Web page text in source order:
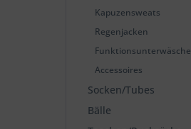
Kapuzensweats
Regenjacken
Funktionsunterwäsche
Accessoires
Socken/Tubes
Bälle